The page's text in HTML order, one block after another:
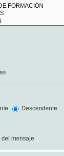
Descendente
mensaje